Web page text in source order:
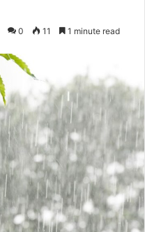
0 11 1 minute read